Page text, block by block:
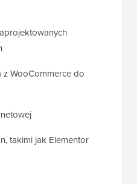
WooCommerce do
takimi jak Elementor